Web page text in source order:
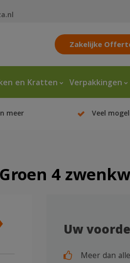
Zakelijke
en Kratten Verpakkingen
meer Veel
4
Uw
Meer dan